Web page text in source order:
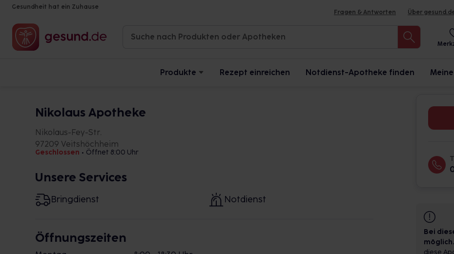
Gesundheit hat ein Zuhause
Fragen & Antworten Über
Produkte Rezept einreichen Notdienst-Apotheke finden
Nikolaus Apotheke
Nikolaus-Fey-Str.
97209 Veitshöchheim
Geschlossen • Öffnet 8:00 Uhr
Unsere Services
Bringdienst Notdienst
Öffnungszeiten
Bei
möglich.
diese